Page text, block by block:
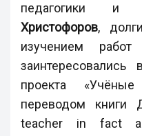
педагогики и
Христофоров,
изучением работ
проекта «Учёные
переводом книги
teacher in fact